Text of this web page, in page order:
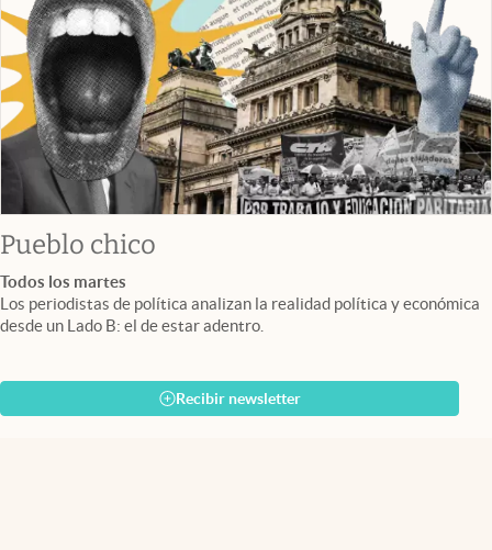
Pueblo chico
Todos los martes
Los periodistas de política analizan la realidad política y económica
desde un Lado B: el de estar adentro.
Recibir newsletter